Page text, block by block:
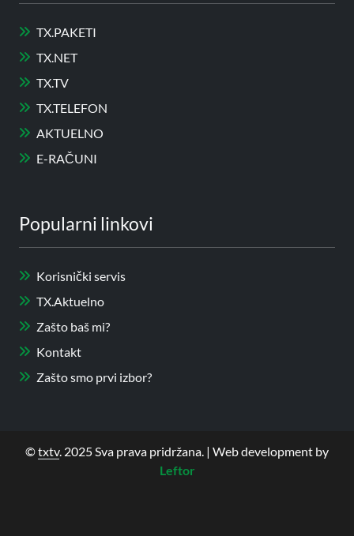
TX.PAKETI
TX.NET
TX.TV
TX.TELEFON
AKTUELNO
E-RAČUNI
Popularni linkovi
Korisnički servis
TX.Aktuelno
Zašto baš mi?
Kontakt
Zašto smo prvi izbor?
©txtv. 2025 Sva prava pridržana. | Web development by
Leftor